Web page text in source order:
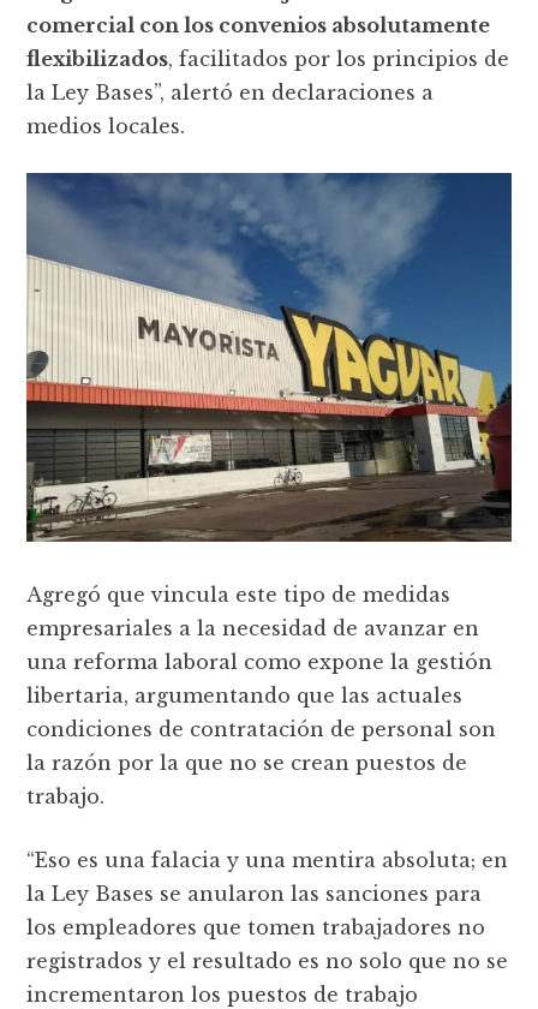
comercial con los convenios absolutamente
flexibilizados, facilitados por los principios de
la Ley Bases”, alertó en declaraciones a
medios locales.
Agregó que vincula este tipo de medidas
empresariales a la necesidad de avanzar en
una reforma laboral como expone la gestión
libertaria, argumentando que las actuales
condiciones de contratación de personal son
la razón por la que no se crean puestos de
trabajo.
“Eso es una falacia y una mentira absoluta; en
la Ley Bases se anularon las sanciones para
los empleadores que tomen trabajadores no
registrados y el resultado es no solo que no se
incrementaron los puestos de trabajo